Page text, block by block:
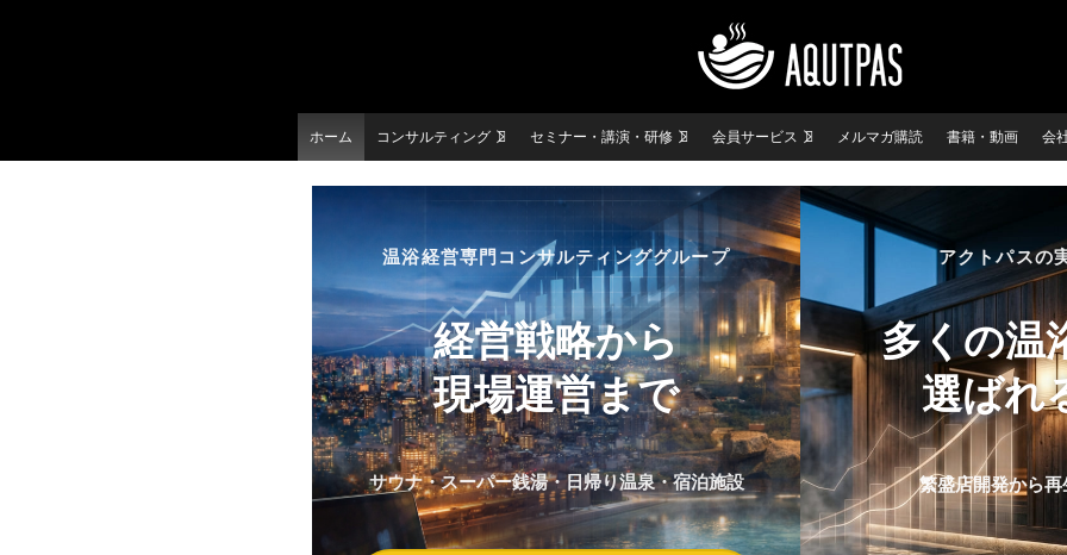
ホーム コンサルティング セミナー・講演・研修 会員サービス メルマガ購読 書籍・動画 会
温浴経営専門コンサルティンググループ
経営戦略から
現場運営まで
サウナ・スーパー銭湯・日帰り温泉・宿泊施設
アクトパスの
多くの温
選ばれ
繁盛店開発から